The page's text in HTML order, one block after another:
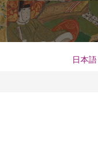
日本語